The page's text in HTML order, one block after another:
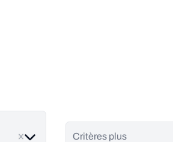
Critères plus